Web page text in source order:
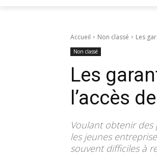
Accueil Non classé Les
Non classé
Les
l’accès
Voulant obtenir
les jeunes
souvent difficiles à